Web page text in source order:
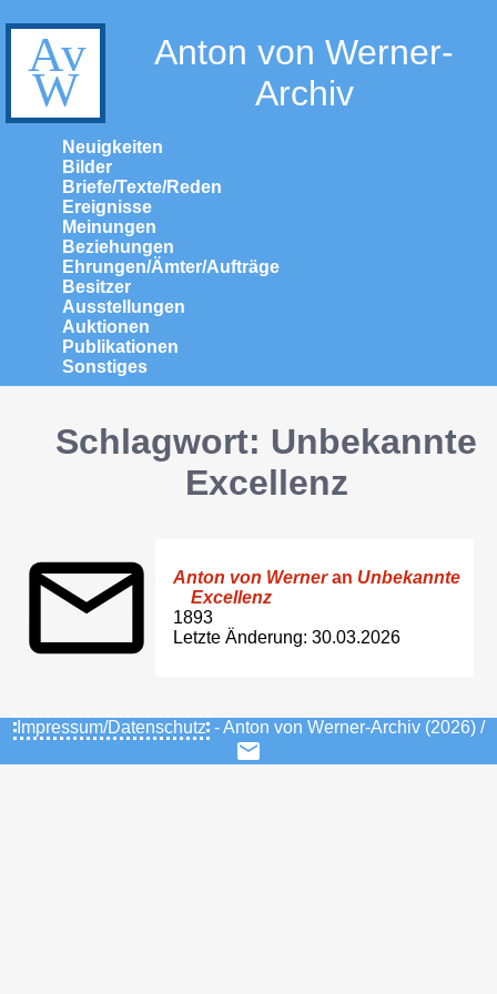
Anton von Werner-
Archiv
Neuigkeiten
Bilder
Briefe/Texte/Reden
Ereignisse
Meinungen
Beziehungen
Ehrungen/Ämter/Aufträge
Besitzer
Ausstellungen
Auktionen
Publikationen
Sonstiges
Schlagwort: Unbekannte
Excellenz
Anton von Werneran Unbekannte
Excellenz
1893
Letzte Änderung: 30.03.2026
Impressum/Datenschutz - Anton von Werner-Archiv (2026) /